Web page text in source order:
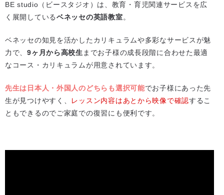
BE studio（ビースタジオ）は、教育・育児関連サービスを広
く展開しているベネッセの英語教室。
ベネッセの知見を活かしたカリキュラムや多彩なサービスが魅
力で、9ヶ月から高校生 までお子様の成長段階に合わせた最適
なコース・カリキュラムが用意されています。
先生は日本人・外国人のどちらも選択可能でお子様にあった先
生が見つけやすく、 レッスン内容はあとから映像で確認するこ
ともできるのでご家庭での復習にも便利です。